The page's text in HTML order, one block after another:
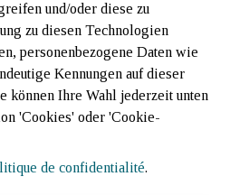
und/oder diese zu
zu diesen Technologien
personenbezogene Daten wie
Kennungen auf dieser
können Ihre Wahl jederzeit unten
'Cookies' oder 'Cookie-
de confidentialité.